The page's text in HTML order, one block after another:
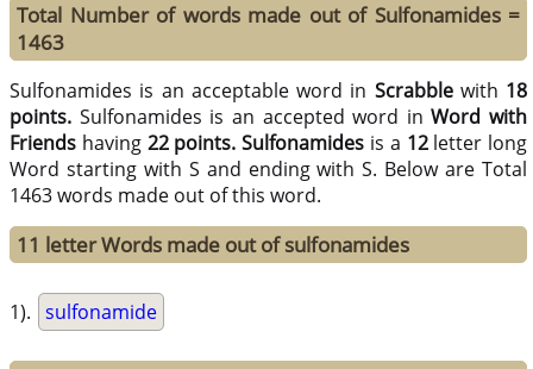
Total Number of words made out of Sulfonamides =
1463
Sulfonamides is an acceptable word in Scrabblewith 18
points. Sulfonamides is an accepted word inWord with
Friends having 22 points. Sulfonamides is a 12letter long
Word starting with S and ending with S. Below are Total
1463 words made out of this word.
11 letter Words made out of sulfonamides
1). sulfonamide